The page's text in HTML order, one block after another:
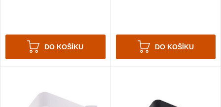
DO KOŠÍKU DO KOŠÍKU